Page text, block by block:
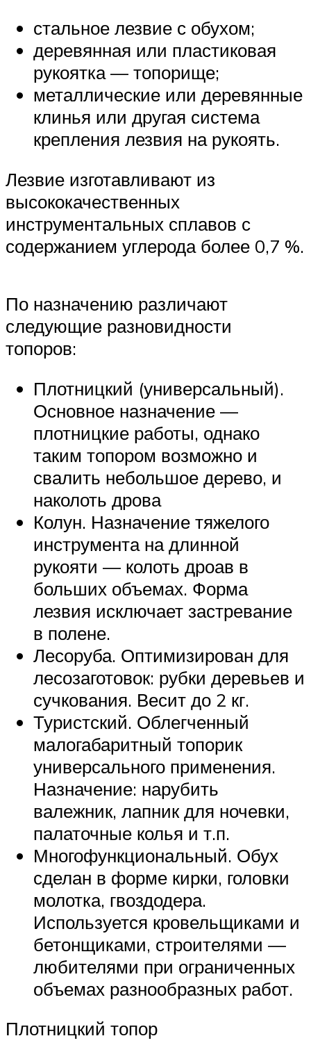
стальное лезвие с обухом;
деревянная или пластиковая
рукоятка — топорище;
металлические или деревянные
клинья или другая система
крепления лезвия на рукоять.
Лезвие изготавливают из
высококачественных
инструментальных сплавов с
содержанием углерода более 0,7 %.
По назначению различают
следующие разновидности
топоров:
Плотницкий (универсальный).
Основное назначение —
плотницкие работы, однако
таким топором возможно и
свалить небольшое дерево, и
наколоть дрова
Колун. Назначение тяжелого
инструмента на длинной
рукояти — колоть дроав в
больших объемах. Форма
лезвия исключает застревание
в полене.
Лесоруба. Оптимизирован для
лесозаготовок: рубки деревьев и
сучкования. Весит до 2 кг.
Туристский. Облегченный
малогабаритный топорик
универсального применения.
Назначение: нарубить
валежник, лапник для ночевки,
палаточные колья и т.п.
Многофункциональный. Обух
сделан в форме кирки, головки
молотка, гвоздодера.
Используется кровельщиками и
бетонщиками, строителями —
любителями при ограниченных
объемах разнообразных работ.
Плотницкий топор